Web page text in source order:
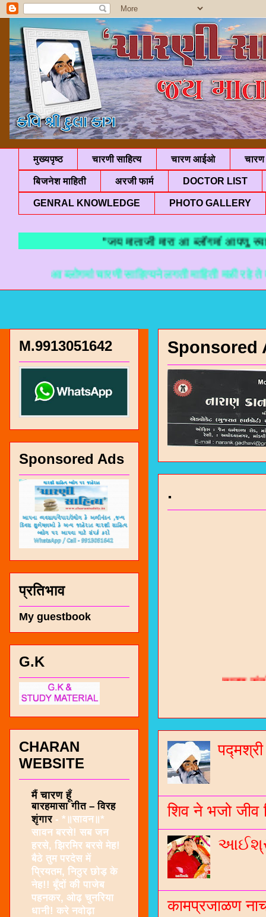
मुख्यपृष्ठ चारणी साहित्य चारण आईओ चारण
बिजनेश माहिती अरजी फार्म DOCTOR LIST
GENRAL KNOWLEDGE PHOTO GALLERY
"जय माताजी मारा आ ब्लॉगमां आपणु
आ ब्लोगमां चारणी साहित्यने लगती माहिती मळी रहे ते माटे
Sponsored
.
जनरल
शिव ने भजो जीव
कामप्रजाळण
M.9913051642
Sponsored Ads
प्रतिभाव
My guestbook
G.K
CHARAN
WEBSITE
मैं चारण हूँ
बारहमासा गीत – विरह
शृंगार - *॥सावन॥*
सावन बरसे! सब जन
हरसे, झिरमिर बरसे मेह!
बैठे तुम परदेस में
प्रियतम, निठुर छोड़ के
नेह!! बूँदों की पाजेब
पहनकर, ओढ़ चुनरिया
धानी! करे नवोढ़ा